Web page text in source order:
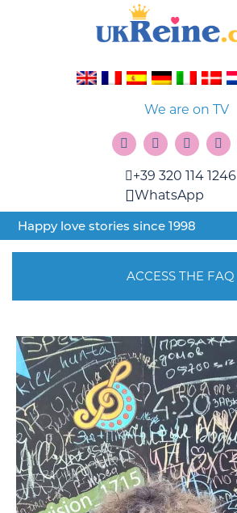
We are on TV
+39 320 114 1246
WhatsApp
Happy love stories since 1998
ACCESS THE FAQ